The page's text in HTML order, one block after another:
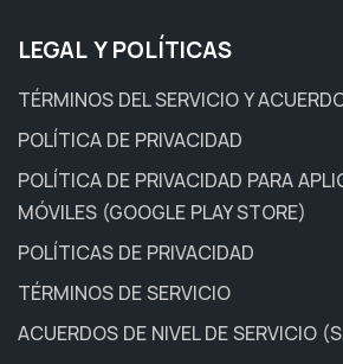
LEGAL Y POLÍTICAS
TÉRMINOS DEL SERVICIO Y
POLÍTICA DE PRIVACIDAD
POLÍTICA DE PRIVACIDAD PARA
MÓVILES (GOOGLE PLAY STORE)
POLÍTICAS DE PRIVACIDAD
TÉRMINOS DE SERVICIO
ACUERDOS DE NIVEL DE SERVICIO